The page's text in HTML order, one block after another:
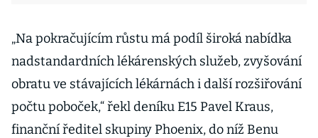
„Na pokračujícím růstu má podíl široká nabídka
nadstandardních lékárenských služeb, zvyšování
obratu ve stávajících lékárnách i další rozšiřování
počtu poboček,“ řekl deníku E15 Pavel Kraus,
finanční ředitel skupiny Phoenix, do níž Benu